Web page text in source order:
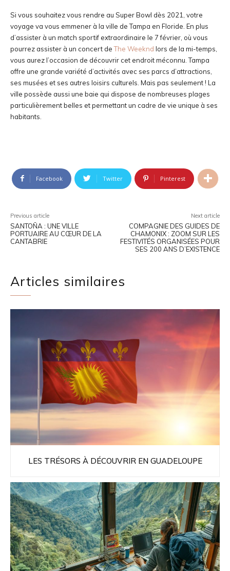
Si vous souhaitez vous rendre au Super Bowl dès 2021, votre
voyage va vous emmener à la ville de Tampa en Floride. En plus
d’assister à un match sportif extraordinaire le 7 février, où vous
pourrez assister à un concert deThe Weeknd lors de la mi-temps,
vous aurez l’occasion de découvrir cet endroit méconnu. Tampa
offre une grande variété d’activités avec ses parcs d’attractions,
ses musées et ses autres loisirs culturels. Mais pas seulement ! La
ville possède aussi une baie qui dispose de nombreuses plages
particulièrement belles et permettant un cadre de vie unique à ses
habitants.
Facebook Twitter Pinterest
Previous article
SANTOÑA : UNE VILLE
PORTUAIRE AU CŒUR DE LA
CANTABRIE
Next article
COMPAGNIE DES GUIDES DE
CHAMONIX : ZOOM SUR LES
FESTIVITÉS ORGANISÉES POUR
SES 200 ANS D’EXISTENCE
Articles similaires
LES TRÉSORS À DÉCOUVRIR EN GUADELOUPE